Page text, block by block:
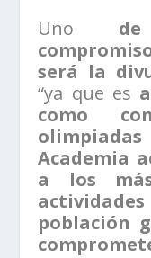
Uno
será la
“ya que es
como
Academia
a los
población